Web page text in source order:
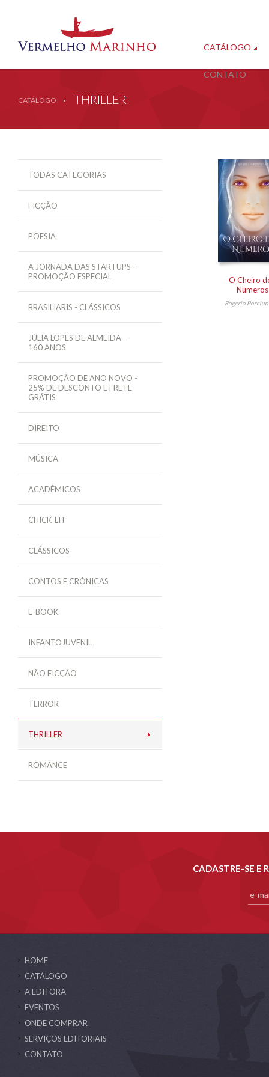
CATÁLOGO
CONTATO
CATÁLOGO THRILLER
TODAS CATEGORIAS
FICÇÃO
POESIA
A JORNADA DAS STARTUPS -
PROMOÇÃO ESPECIAL
BRASILIARIS - CLÁSSICOS
JÚLIA LOPES DE ALMEIDA -
160 ANOS
PROMOÇÃO DE ANO NOVO -
25% DE DESCONTO E FRETE
GRÁTIS
DIREITO
MÚSICA
ACADÊMICOS
CHICK-LIT
CLÁSSICOS
CONTOS E CRÔNICAS
E-BOOK
INFANTOJUVENIL
NÃO FICÇÃO
TERROR
THRILLER
ROMANCE
O Cheiro
Números
Rogerio
CADASTRE-SE E
HOME
CATÁLOGO
A EDITORA
EVENTOS
ONDE COMPRAR
SERVIÇOS EDITORIAIS
CONTATO